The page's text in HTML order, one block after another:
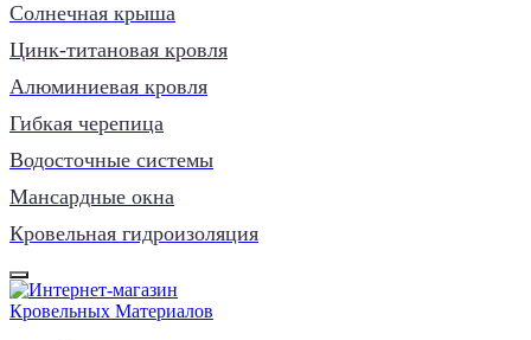
Солнечная крыша
Цинк-титановая кровля
Алюминиевая кровля
Гибкая черепица
Водосточные системы
Мансардные окна
Кровельная гидроизоляция